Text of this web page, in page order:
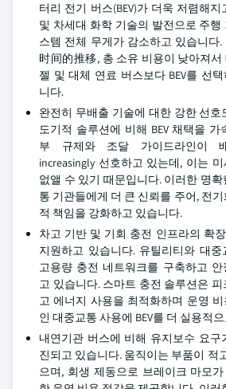
터리 전기 버스(BEV)가 더욱 저렴해
및 차세대 화학 기술의 발전으로 주행
스템 전체 무게가 감소하고 있습니다
时间的推移, 총 소유 비용이 낮아져서
젤 및 대체 연료 버스보다 BEV를 선
니다.
완전히 무배출 기술에 대한 강한 선
도기적 솔루션에 비해 BEV 채택을 가
부 규제와 조달 가이드라인이
increasingly 선호하고 있는데, 이는
없앨 수 있기 때문입니다. 이러한 명
통 기관들에게 더 큰 신뢰를 주어, 전
적 책임을 강화하고 있습니다.
차고 기반 및 기회 충전 인프라의 확
지원하고 있습니다. 유틸리티와 대
고용량 충전 네트워크를 구축하고
고 있습니다. 스마트 충전 솔루션은
고 에너지 사용을 최적화하며 운영
인 대중교통 사용에 BEV를 더 실용적
내연기관 버스에 비해 유지보수 요구
진되고 있습니다. 움직이는 부품이 적
으며, 회생 제동으로 브레이크 마모